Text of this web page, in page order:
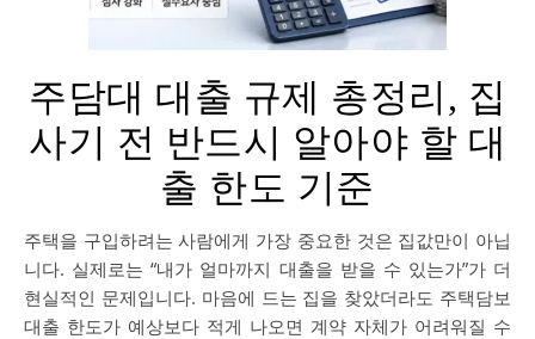
주담대 대출 규제 총정리, 집
사기 전 반드시 알아야 할 대
출 한도 기준
주택을 구입하려는 사람에게 가장 중요한 것은 집값만이 아닙
니다. 실제로는 “내가 얼마까지 대출을 받을 수 있는가”가 더
현실적인 문제입니다. 마음에 드는 집을 찾았더라도 주택담보
대출 한도가 예상보다 적게 나오면 계약 자체가 어려워질 수